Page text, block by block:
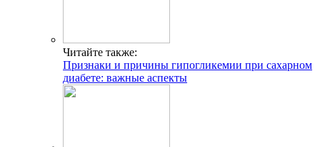
Читайте также:
Признаки и причины гипогликемии при сахарном
диабете: важные аспекты